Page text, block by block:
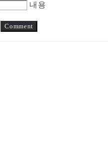
내용
Comment